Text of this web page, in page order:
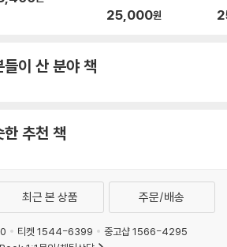
25,000원
이 산 분야 책
추천 책
최근 본 상품 주문/배송
티켓 1544-6399
중고샵 1566-4295